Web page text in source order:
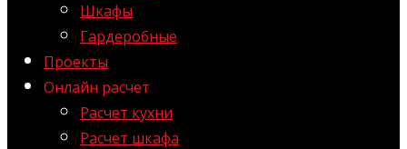
Шкафы
Гардеробные
Проекты
Онлайн расчет
Расчет кухни
Расчет шкафа